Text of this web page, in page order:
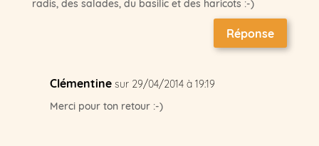
Réponse
Clémentine sur 29/04/2014 à 19:19
Merci pour ton retour :-)